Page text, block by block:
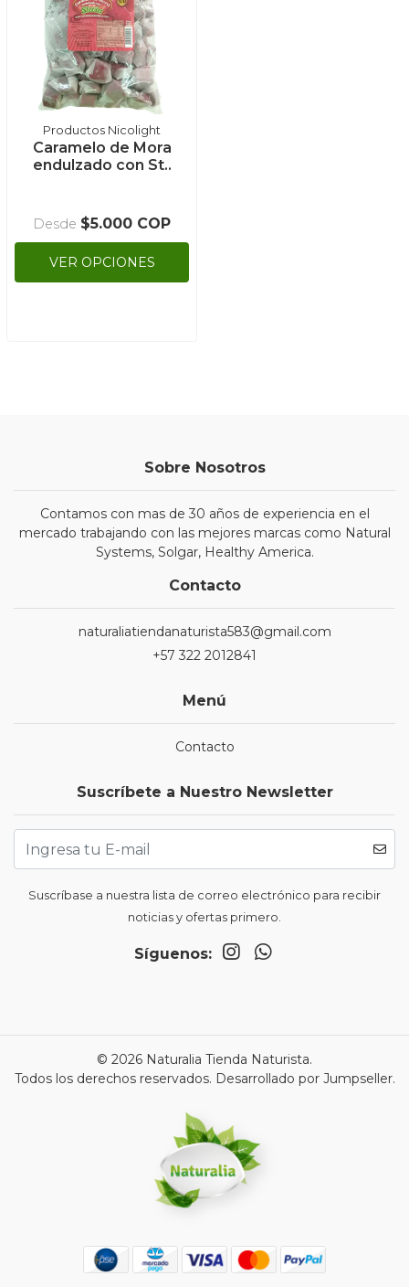
Productos Nicolight
Caramelo de Mora
endulzado con St..
Desde $5.000 COP
VER OPCIONES
Sobre Nosotros
Contamos con mas de 30 años de experiencia en el
mercado trabajando con las mejores marcas como Natural
Systems, Solgar, Healthy America.
Contacto
naturaliatiendanaturista583@gmail.com
+57 322 2012841
Menú
Contacto
Suscríbete a Nuestro Newsletter
Suscríbase a nuestra lista de correo electrónico para recibir
noticias y ofertas primero.
Síguenos:
© 2026 Naturalia Tienda Naturista.
Todos los derechos reservados. Desarrollado por Jumpseller.